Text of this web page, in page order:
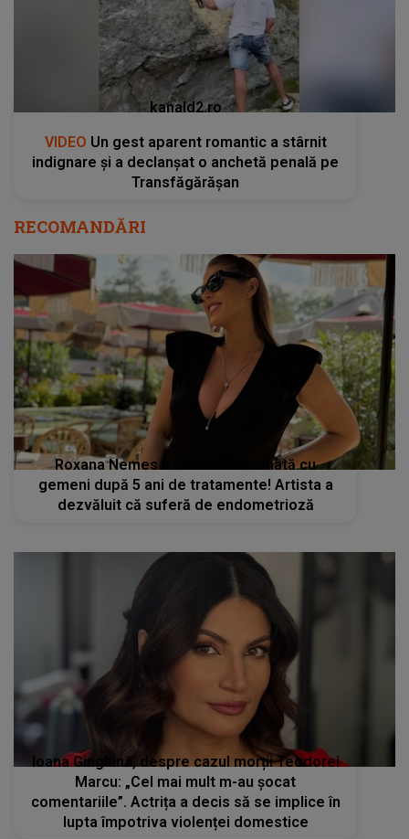
kanald2.ro
VIDEO Un gest aparent romantic a stârnit
indignare și a declanșat o anchetă penală pe
Transfăgărășan
RECOMANDĂRI
Roxana Nemes a rămas însărcinată cu
gemeni după 5 ani de tratamente! Artista a
dezvăluit că suferă de endometrioză
Ioana Ginghină, despre cazul morții Teodorei
Marcu: „Cel mai mult m-au șocat
comentariile”. Actrița a decis să se implice în
lupta împotriva violenței domestice